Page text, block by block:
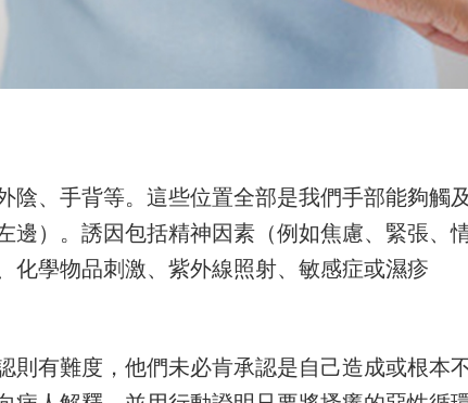
陰、手背等。這些位置全部是我們手部能夠觸
邊）。誘因包括精神因素（例如焦慮、緊張、
化學物品刺激、紫外線照射、敏感症或濕疹
則有難度，他們未必肯承認是自己造成或根本